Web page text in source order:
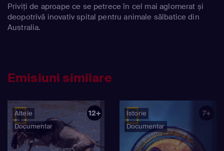
Priviți de aproape ce se petrece în cel mai aglomerat și
deopotrivă inovativ spital pentru animale sălbatice din
Australia.
Emisiuni similare
Altele
Documentar
12+
Istorie
Documentar
7+